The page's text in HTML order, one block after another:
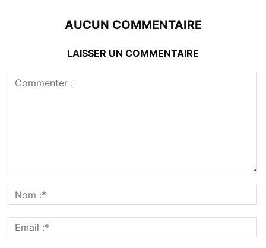
AUCUN COMMENTAIRE
LAISSER UN COMMENTAIRE